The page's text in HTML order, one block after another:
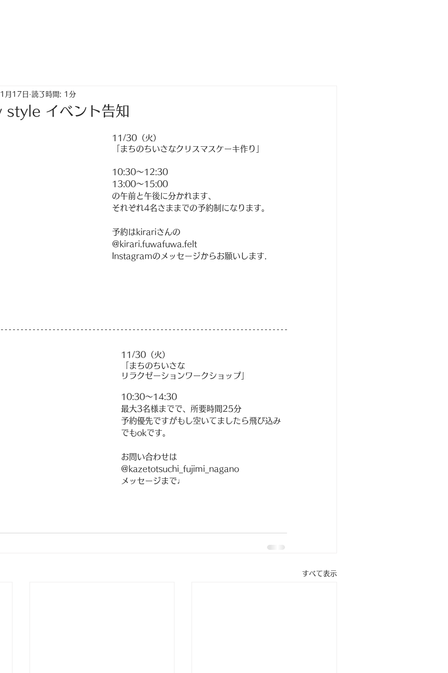
イベント告知
月17日 読了時間: 1分
11/30（火）
「まちのちいさなクリスマスケーキ作り」
10:30〜12:30
13:00〜15:00
の午前と午後に分かれます、
それぞれ4名さままでの予約制になります。
予約はkirariさんの
@kirari.fuwafuwa.felt
Instagramのメッセージからお願いします.
11/30（火）
「まちのちいさな
リラクゼーションワークショップ」
10:30〜14:30
最大3名様までで、所要時間25分
予約優先ですがもし空いてましたら飛び込み
でもokです。
お問い合わせは
@kazetotsuchi_fujimi_nagano
メッセージまで♩
すべて表示